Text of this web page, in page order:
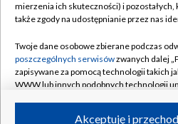
Naziemna Telewizja Cyfrowa
Rada Programowa
System NOS
Informacje o nadawcy
Pomoc
mierzenia ich skuteczności) i
także zgody na udostępnianie przez nas
Twoje dane osobowe zbierane podczas
poszczególnych serwisówzwanych dalej
zapisywane za pomocą technologii takich
WWW lub innych podobnych technologii
Akceptuję i